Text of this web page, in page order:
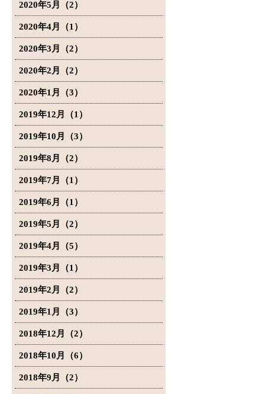
2020年5月（2）
2020年4月（1）
2020年3月（2）
2020年2月（2）
2020年1月（3）
2019年12月（1）
2019年10月（3）
2019年8月（2）
2019年7月（1）
2019年6月（1）
2019年5月（2）
2019年4月（5）
2019年3月（1）
2019年2月（2）
2019年1月（3）
2018年12月（2）
2018年10月（6）
2018年9月（2）